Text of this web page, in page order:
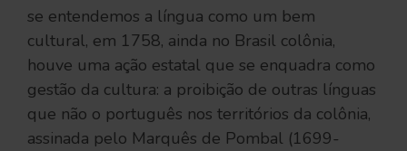
se entendemos a língua como um bem
cultural, em 1758, ainda no Brasil colônia,
houve uma ação estatal que se enquadra como
gestão da cultura: a proibição de outras línguas
que não o português nos territórios da colônia,
assinada pelo Marquês de Pombal (1699-